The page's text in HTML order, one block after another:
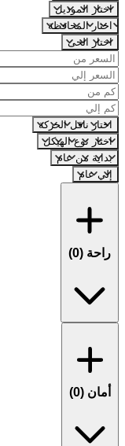
اختار الموديل
اختار المحافظة
اختار الحى
اختار ناقل الحركة
اختار نوع الهيكل
بداية من عام
إلي عام
راحة (0
)
أمان (0
)